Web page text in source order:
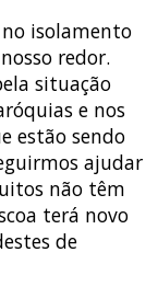
isolamento
redor.
situação
e nos
estão sendo
ajudar
não têm
terá novo
de